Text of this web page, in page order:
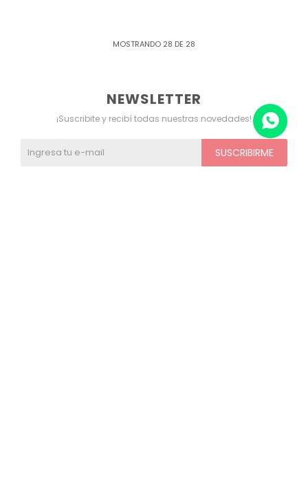
MOSTRANDO 28 DE 28
NEWSLETTER
¡Suscribite y recibí todas nuestras novedades!
SUSCRIBIRME